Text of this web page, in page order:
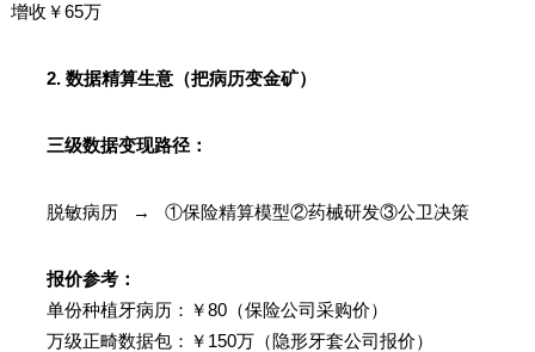
增收￥65万
2. 数据精算生意（把病历变金矿）
三级数据变现路径：
脱敏病历 → ①保险精算模型②药械研发③公卫决策
报价参考：
单份种植牙病历：￥80（保险公司采购价）
万级正畸数据包：￥150万（隐形牙套公司报价）